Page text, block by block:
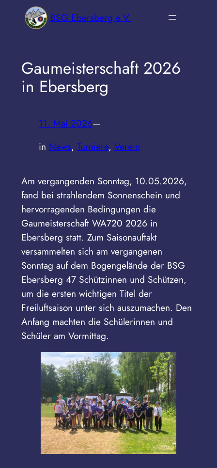
BSG Ebersberg e.V.
Gaumeisterschaft 2026
in Ebersberg
11. Mai 2026—
in News, Turniere, Verein
Am vergangenden Sonntag, 10.05.2026,
fand bei strahlendem Sonnenschein und
hervorragenden Bedingungen die
Gaumeisterschaft WA720 2026 in
Ebersberg statt. Zum Saisonauftakt
versammelten sich am vergangenen
Sonntag auf dem Bogengelände der BSG
Ebersberg 47 Schützinnen und Schützen,
um die ersten wichtigen Titel der
Freiluftsaison unter sich auszumachen. Den
Anfang machten die Schülerinnen und
Schüler am Vormittag.